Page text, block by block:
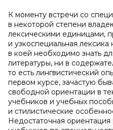
К моменту встречи со
в некоторой степени
лексическими единицами,
и узкоспециальная
в коей необходимо знать
литературы, ни в
то есть лингвистический
первом курсе, зачастую
свободной ориентации в
учебников и учебных
и стилистические
Недостаточная ориентация